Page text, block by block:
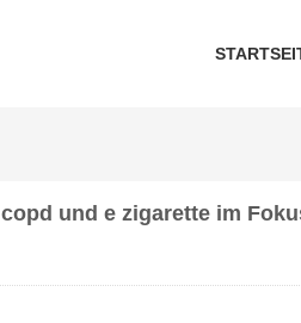
copd und e zigarette im